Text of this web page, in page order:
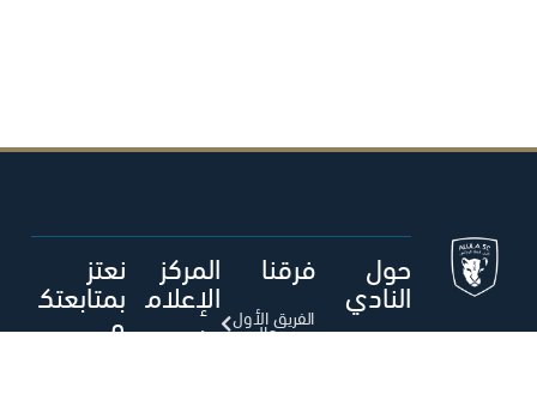
حول
النادي
فرقنا
الفريق الأول
- رجال
المركز
الإعلام
ي
نعتز
بمتابعتك
م